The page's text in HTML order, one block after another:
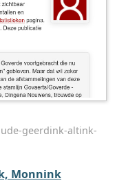
geerdink-altink-
Monnink